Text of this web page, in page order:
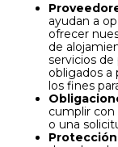
ayudan a
ofrecer
de
servicios
obligados a
los fines
cumplir con
o una